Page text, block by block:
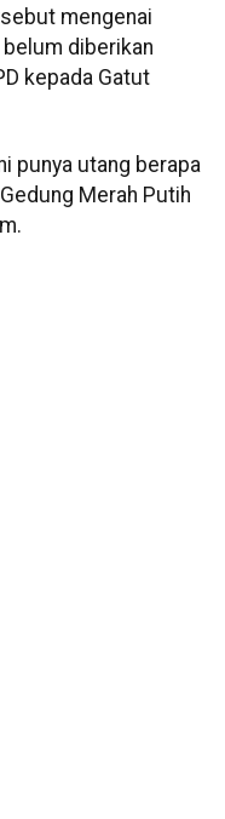
mengenai
diberikan
kepada Gatut
punya utang berapa
Merah Putih